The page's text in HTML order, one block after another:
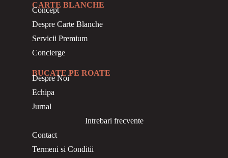
CARTE BLANCHE
Concept
Despre Carte Blanche
Servicii Premium
Concierge
BUCATE PE ROATE
Despre Noi
Echipa
Jurnal
Intrebari frecvente
Contact
Termeni si Conditii